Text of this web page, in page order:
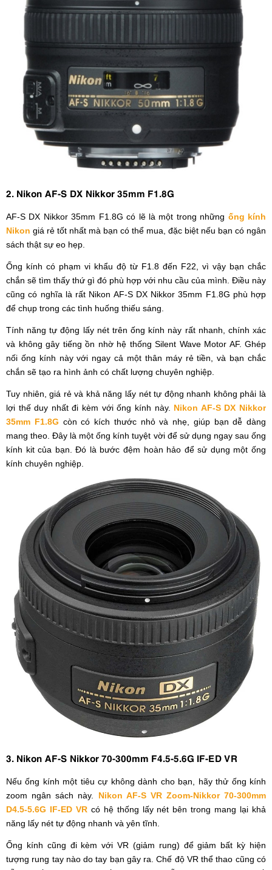
2. Nikon AF-S DX Nikkor 35mm F1.8G
AF-S DX Nikkor 35mm F1.8G có lẽ là một trong những ống kính
Nikon giá rẻ tốt nhất mà bạn có thể mua, đặc biệt nếu bạn có ngân
sách thật sự eo hẹp.
Ống kính có phạm vi khẩu độ từ F1.8 đến F22, vì vậy bạn chắc
chắn sẽ tìm thấy thứ gì đó phù hợp với nhu cầu của mình. Điều này
cũng có nghĩa là rất Nikon AF-S DX Nikkor 35mm F1.8G phù hợp
để chụp trong các tình huống thiếu sáng.
Tính năng tự động lấy nét trên ống kính này rất nhanh, chính xác
và không gây tiếng ồn nhờ hệ thống Silent Wave Motor AF. Ghép
nối ống kính này với ngay cả một thân máy rẻ tiền, và bạn chắc
chắn sẽ tạo ra hình ảnh có chất lượng chuyên nghiệp.
Tuy nhiên, giá rẻ và khả năng lấy nét tự động nhanh không phải là
lợi thế duy nhất đi kèm với ống kính này. Nikon AF-S DX Nikkor
35mm F1.8G còn có kích thước nhỏ và nhẹ, giúp bạn dễ dàng
mang theo. Đây là một ống kính tuyệt vời để sử dụng ngay sau ống
kính kit của bạn. Đó là bước đệm hoàn hảo để sử dụng một ống
kính chuyên nghiệp.
3. Nikon AF-S Nikkor 70-300mm F4.5-5.6G IF-ED VR
Nếu ống kính một tiêu cự không dành cho bạn, hãy thử ống kính
zoom ngân sách này. Nikon AF-S VR Zoom-Nikkor 70-300mm
D4.5-5.6G IF-ED VRcó hệ thống lấy nét bên trong mang lại khả
năng lấy nét tự động nhanh và yên tĩnh.
Ống kính cũng đi kèm với VR (giảm rung) để giảm bất kỳ hiện
tượng rung tay nào do tay bạn gây ra. Chế độ VR thể thao cũng có